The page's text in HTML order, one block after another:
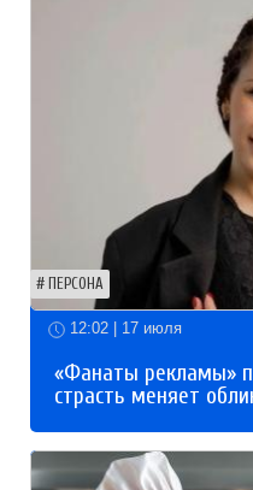
ПЕРСОНА
12:02 | 17 июля
«Фанаты рекламы»
страсть меняет